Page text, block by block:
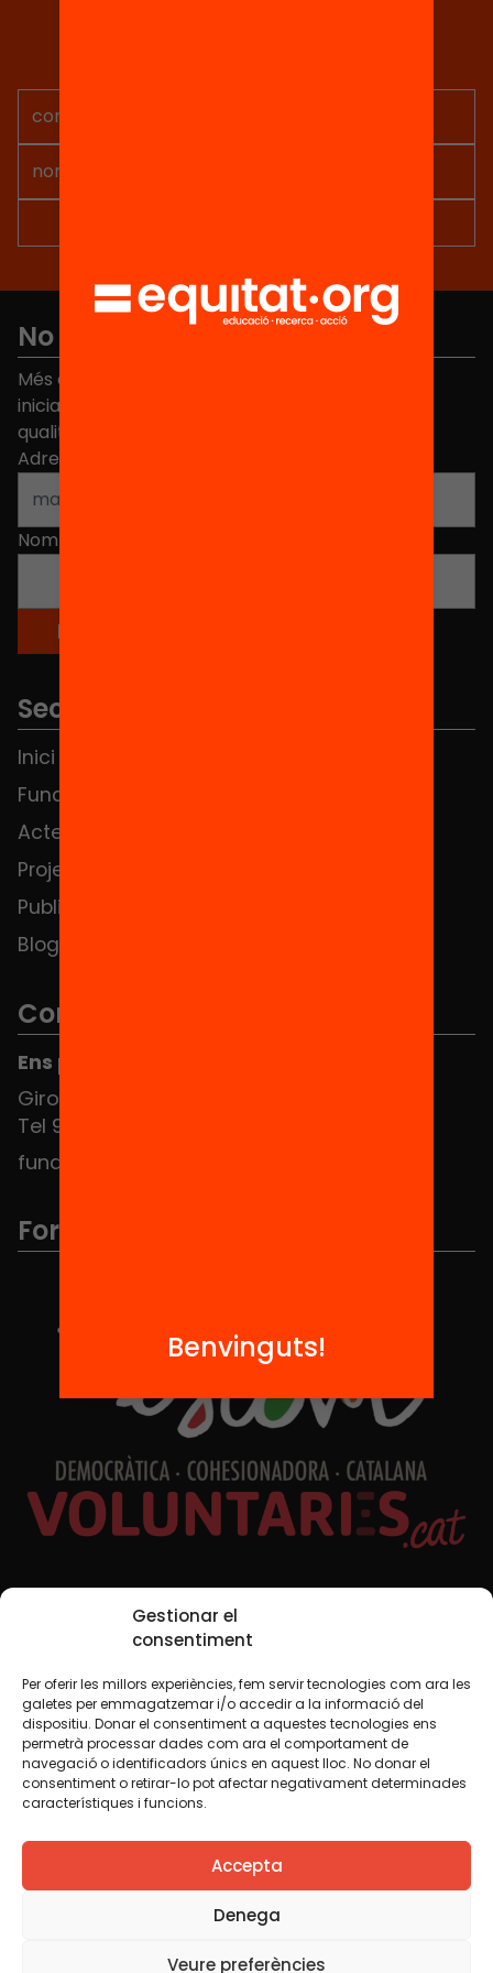
Gestionar el
consentiment
Per oferir les millors experiències, fem servir tecnologies com ara les
galetes per emmagatzemar i/o accedir a la informació del
dispositiu. Donar el consentiment a aquestes tecnologies ens
permetrà processar dades com ara el comportament de
navegació o identificadors únics en aquest lloc. No donar el
consentiment o retirar-lo pot afectar negativament determinades
característiques i funcions.
Accepta
Denega
Veure preferències
No et perdis res
Més de 40.000 persones ja han triat Equitat. Rep
iniciatives, propostes i projectes per millorar la
qualitat de l'educació a Catalunya.
Adreça electrònica
Nom
Seccions
Inici
Fundació
Actes
Projectes
Publicacions i vídeos
Blog
Contacte
Ens pots trobar al Hub Social
Girona 34, interior 08010 Barcelona
Tel 934 588 700
fundacio@equitat.org
Formem part de...
Xarxes Socials
TWT YTB IG FB IN
Avís legalPolítica de cookies
Creiem que el coneixement s’ha de compartir. Per això
fem servir una llicència Creative Commons, llevat que en
algun material indiquem el contrari. Us animem a copiar,
redistribuir, remesclar o transformar i crear els continguts
comercial. Només us demanem que reconegueu
Benvinguts!